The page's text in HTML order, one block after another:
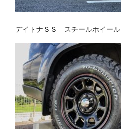
デイトナＳＳ スチールホイール